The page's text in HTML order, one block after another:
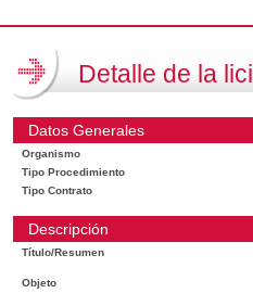
Detalle de la
Datos Generales
Organismo
Tipo Procedimiento
Tipo Contrato
Descripción
Título/Resumen
Objeto